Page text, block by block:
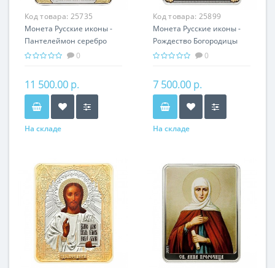
Код товара: 25735
Монета Русские иконы -
Пантелеймон серебро
25.00 гр - православный
0
11 500.00 р.
На складе
Код товара: 25899
Монета Русские иконы -
Рождество Богородицы
серебро 25.00 гр -
0
7 500.00 р.
На складе